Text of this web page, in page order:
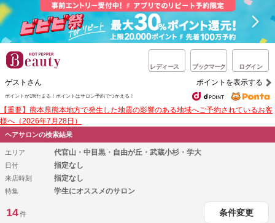
レディース ブックマーク ログイン
ゲストさん ポイントを表示する
ポイントが1%たまる！ ポイントはサロン予約でつかえる！
【重要】熊本県熊本地方で発生した地震の影響のある地域へご予約されているお客
様へ（2026年7月28日）
ヘアサロンの検索結果
エリア 代官山・中目黒・自由が丘・武蔵小杉・学大
日付 指定なし
来店時刻 指定なし
特集 学生にオススメのサロン
14件 条件変更